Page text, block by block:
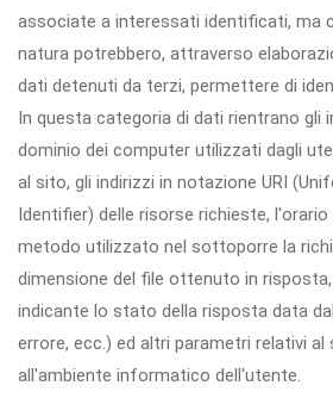
associate a interessati identificati, ma
natura potrebbero, attraverso
dati detenuti da terzi, permettere di
In questa categoria di dati rientrano gli
dominio dei computer utilizzati dagli
al sito, gli indirizzi in notazione URI
Identifier) delle risorse richieste, l'orario
metodo utilizzato nel sottoporre la
dimensione del file ottenuto in
indicante lo stato della risposta data
errore, ecc.) ed altri parametri relativi
all'ambiente informatico dell'utente.